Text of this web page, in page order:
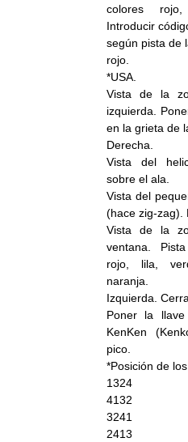
colores
Introducir
según pista de
rojo.
*USA.
Vista de la
izquierda.
en la grieta de
Derecha.
Vista del
sobre el ala.
Vista del
(hace zig-zag).
Vista de la
ventana.
rojo, lila,
naranja.
Izquierda.
Poner la
KenKen
pico.
*Posición de
1324
4132
3241
2413